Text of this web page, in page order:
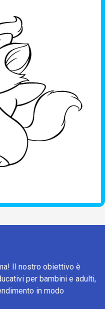
Il nostro obiettivo è
per bambini e adulti,
in modo